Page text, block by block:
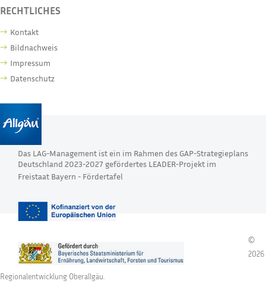
RECHTLICHES
Kontakt
Bildnachweis
Impressum
Datenschutz
Das LAG-Management ist ein im Rahmen des GAP-Strategieplans
Deutschland 2023-2027 gefördertes LEADER-Projekt im
Freistaat Bayern - Fördertafel
©
2026
Regionalentwicklung Oberallgäu.